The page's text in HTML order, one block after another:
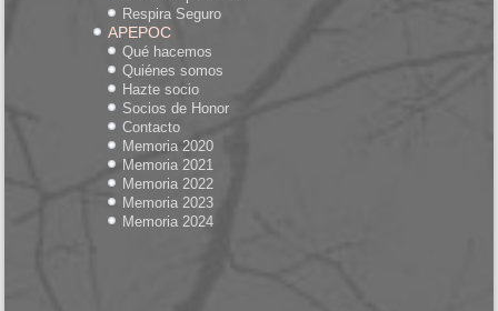
Respira Seguro
APEPOC
Qué hacemos
Quiénes somos
Hazte socio
Socios de Honor
Contacto
Memoria 2020
Memoria 2021
Memoria 2022
Memoria 2023
Memoria 2024